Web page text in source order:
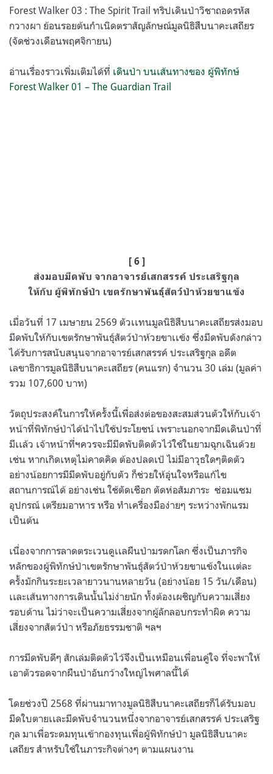
Forest Walker 03 : The Spirit Trail ทริปเดินป่าวิชาถอดรหัส
กวางผา ย้อนรอยต้นกำเนิดตราสัญลักษณ์มูลนิธิสืบนาคะเสถียร
(จัดช่วงเดือนพฤศจิกายน)
อ่านเรื่องราวเพิ่มเติมได้ที่ เดินป่า บนเส้นทางของ ผู้พิทักษ์
Forest Walker 01 – The Guardian Trail
[ 6 ]
ส่งมอบมีดพับ จากอาจารย์เสกสรรค์ ประเสริฐกุล
ให้กับ ผู้พิทักษ์ป่า เขตรักษาพันธุ์สัตว์ป่าห้วยขาแข้ง
เมื่อวันที่ 17 เมษายน 2569 ตัวเเทนมูลนิธิสืบนาคะเสถียรส่งมอบ
มีดพับให้กับเขตรักษาพันธุ์สัตว์ป่าห้วยขาเเข้ง ซึ่งมีดพับดังกล่าว
ได้รับการสนับสนุนจากอาจารย์เสกสรรค์ ประเสริฐกุล อดีต
เลขาธิการมูลนิธิสืบนาคะเสถียร (คนแรก) จำนวน 30 เล่ม (มูลค่า
รวม 107,600 บาท)
วัตถุประสงค์ในการให้ครั้งนี้เพื่อส่งต่อของสะสมส่วนตัวให้กับเจ้า
หน้าที่พิทักษ์ป่าได้นำไปใช้ประโยชน์ เพราะนอกจากมีดเดินป่าที่
มีเเล้ว เจ้าหน้าที่ฯควรจะมีมีดพับติดตัวไว้ใช้ในยามฉุกเฉินด้วย
เช่น หากเกิดเหตุไม่คาดคิด ต้องปลดเป้ ไม่มีอาวุธใดๆติดตัว
อย่างน้อยการมีมีดพับอยู่กับตัว ก็ช่วยให้อุ่นใจหรือแก้ไข
สถานการณ์ได้ อย่างเช่น ใช้ตัดเชือก ตัดห่อสัมภาระ ซ่อมแซม
อุปกรณ์ เตรียมอาหาร หรือ ทำเครื่องมือง่ายๆ ระหว่างพักแรม
เป็นต้น
เนื่องจากการลาดตระเวนดูเเลผืนป่ามรดกโลก ซึ่งเป็นภารกิจ
หลักของผู้พิทักษ์ป่าเขตรักษาพันธุ์สัตว์ป่าห้วยขาแข้งในเเต่ละ
ครั้งมักกินระยะเวลายาวนานหลายวัน (อย่างน้อย 15 วัน/เดือน)
เเละเส้นทางการเดินนั้นไม่ง่ายนัก ทั้งต้องเผชิญกับความเสี่ยง
รอบด้าน ไม่ว่าจะเป็นความเสี่ยงจากผู้ลักลอบกระทำผิด ความ
เสี่ยงจากสัตว์ป่า หรือภัยธรรมชาติ ฯลฯ
การมีดพับดีๆ สักเล่มติดตัวไว้จึงเป็นเหมือนเพื่อนคู่ใจ ที่จะพาให้
เอาตัวรอดจากผืนป่าอันกว้างใหญ่ไพศาลนี้ได้
โดยช่วงปี 2568 ที่ผ่านมาทางมูลนิธิสืบนาคะเสถียรก็ได้รับมอบ
มีดใบตายเเละมีดพับจำนวนหนึ่งจากอาจารย์เสกสรรค์ ประเสริฐ
กุล มาเพื่อระดมทุนเข้ากองทุนเพื่อผู้พิทักษ์ป่า มูลนิธิสืบนาคะ
เสถียร สำหรับใช้ในภาระกิจต่างๆ ตามแผนงาน